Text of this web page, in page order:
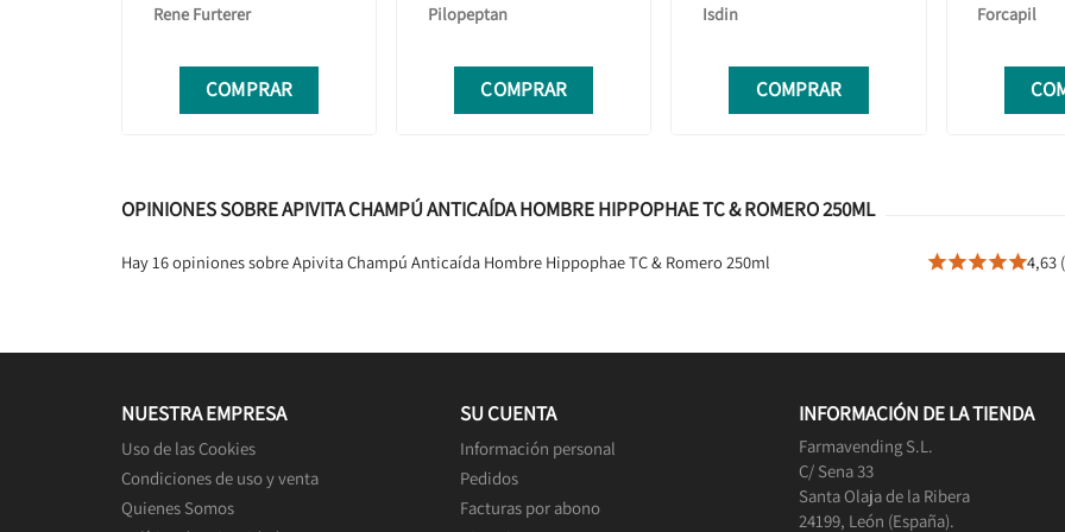
Rene Furterer
COMPRAR
Pilopeptan
COMPRAR
Isdin
COMPRAR
Forcapil
OPINIONES SOBRE APIVITA CHAMPÚ ANTICAÍDA HOMBRE HIPPOPHAE TC & ROMERO 250ML
Hay 16 opiniones sobre Apivita Champú Anticaída Hombre Hippophae TC & Romero 250ml 4,63
NUESTRA EMPRESA
Uso de las Cookies
Condiciones de uso y venta
Quienes Somos
SU CUENTA
Información personal
Pedidos
Facturas por abono
INFORMACIÓN DE LA TIENDA
Farmavending S.L.
C/ Sena 33
Santa Olaja de la Ribera
24199, León (España).